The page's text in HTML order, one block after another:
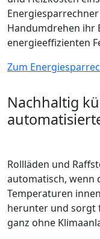
Handumdrehen ihr
energieeffizienten
Zum
Nachhaltig
Rollläden und
automatisch, wenn
Temperaturen
herunter und sorgt
ganz ohne